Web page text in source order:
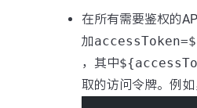
在所有需要鉴权的
加
，其中
取的访问令牌。例如